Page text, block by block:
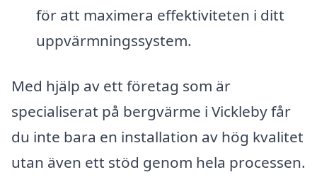
för att maximera effektiviteten i ditt
uppvärmningssystem.
Med hjälp av ett företag som är
specialiserat på bergvärme i Vickleby får
du inte bara en installation av hög kvalitet
utan även ett stöd genom hela processen.